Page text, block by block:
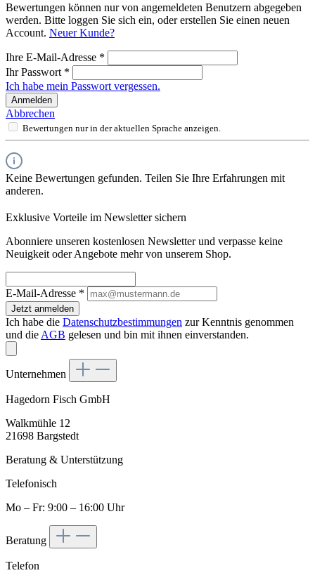
Bewertungen können nur von angemeldeten Benutzern abgegeben
werden. Bitte loggen Sie sich ein, oder erstellen Sie einen neuen
Account. Neuer Kunde?
Ihre E-Mail-Adresse *
Ihr Passwort *
Ich habe mein Passwort vergessen.
Anmelden
Abbrechen
Bewertungen nur in der aktuellen Sprache anzeigen.
Keine Bewertungen gefunden. Teilen Sie Ihre Erfahrungen mit
anderen.
Exklusive Vorteile im Newsletter sichern
Abonniere unseren kostenlosen Newsletter und verpasse keine
Neuigkeit oder Angebote mehr von unserem Shop.
E-Mail-Adresse *
Jetzt anmelden
Ich habe die Datenschutzbestimmungen zur Kenntnis genommen
und die AGB gelesen und bin mit ihnen einverstanden.
Unternehmen
Hagedorn Fisch GmbH
Walkmühle 12
21698 Bargstedt
Beratung & Unterstützung
Telefonisch
Mo – Fr: 9:00 – 16:00 Uhr
Beratung
Telefon